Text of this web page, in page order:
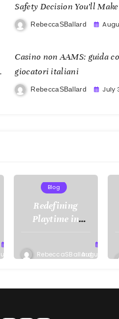
Safety Decision You’ll
RebeccaSBallard
Casino non AAMS: guida
giocatori italiani
RebeccaSBallard July
Blog
Redefining
Playtime in
Live Casino
RebeccaSBallard
August